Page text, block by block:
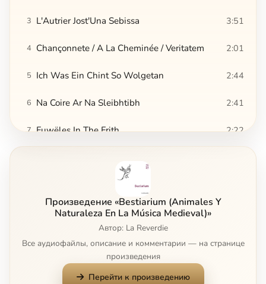
3 L'Autrier Jost'Una Sebissa 3:51
4 Chançonnete / A La Cheminée / Veritatem 2:01
5 Ich Was Ein Chint So Wolgetan 2:44
6 Na Coire Ar Na Sleibhtibh 2:41
7 Fuwëles In The Frith 2:22
Aquila Altera / Creatura Gentile / Uccel Di Dio
11 Aquila Altera (Codex Faenza) 2:23
I' Fu' Già Bianch'Uccel
Произведение «Bestiarium (Animales Y
Naturaleza En La Música Medieval)»
Автор: La Reverdie
Все аудиофайлы, описание и комментарии — на странице
произведения
Перейти к произведению